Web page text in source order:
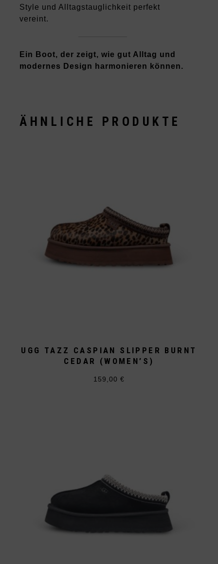
Style und Alltagstauglichkeit perfekt
vereint.
Ein Boot, der zeigt, wie gut Alltag und
modernes Design harmonieren können.
ÄHNLICHE PRODUKTE
UGG TAZZ CASPIAN SLIPPER BURNT
CEDAR (WOMEN’S)
159,00€
Dieses
gewählt
werden